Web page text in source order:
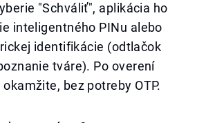
"Schváliť", aplikácia ho
inteligentného PINu alebo
identifikácie (odtlačok
tváre). Po overení
bez potreby OTP.